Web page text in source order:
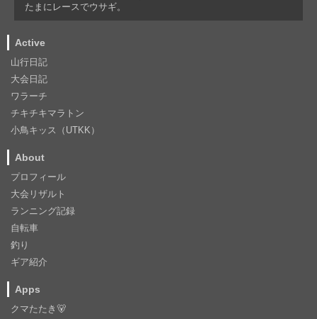
たまにレースでウサギ。
Active
山行日記
大会日記
ワラーチ
チキチキマラトン
小鳥キッス（UTKK）
About
プロフィール
大会リザルト
ランニング記録
自転車
釣り
ギア紹介
Apps
クマたたき🐻